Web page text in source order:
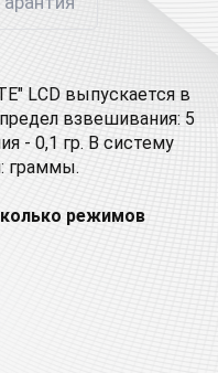
LСD выпускается в
взвешивания: 5
- 0,1 гр. В систему
граммы.
режимов